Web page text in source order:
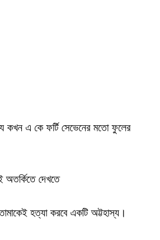
কখন এ কে ফর্টি সেভেনের মতো ফুলের
অতর্কিতে দেখতে
হত্যা করবে একটি অট্টহাস্য।